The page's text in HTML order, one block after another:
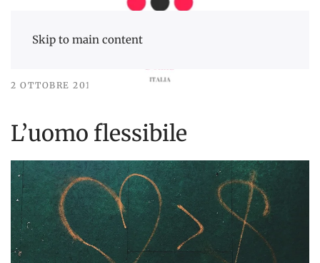
Skip to main content
2 OTTOBRE 2019 SEGNALIBRO
L’uomo flessibile